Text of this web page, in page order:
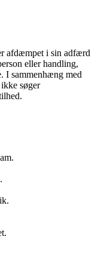
afdæmpet i sin adfærd
eller handling,
I sammenhæng med
søger